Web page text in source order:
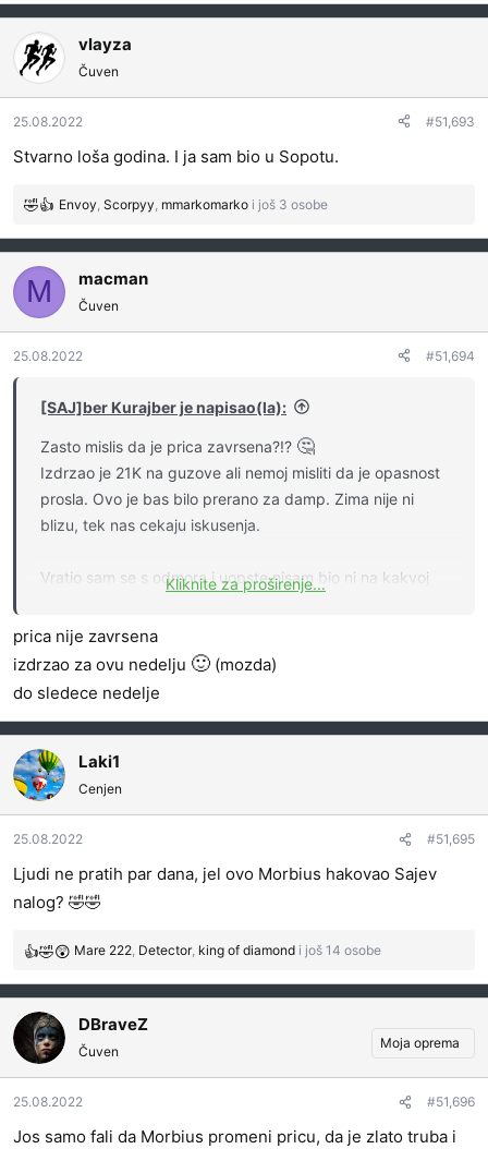
a
g
o
v
a
n
a
vlayza
Čuven
25.08.2022 #51,693
Stvarno loša godina. I ja sam bio u Sopotu.
R
a
g
v
a
n
Envoy Scorpyy mmarkomarko i još 3 osobe
M macman
Čuven
25.08.2022 #51,694
[SAJ]ber Kurajber je napisao(la):
Zasto mislis da je prica zavrsena?!? 🤔
Izdrzao je 21K na guzove ali nemoj misliti da je opasnost
prosla. Ovo je bas bilo prerano za damp. Zima nije ni
blizu, tek nas cekaju iskusenja.
Vratio sam se s odmora i uopste nisam bio ni na kakvoj
Kliknite za proširenje...
prica nije zavrsena
izdrzao za ovu nedelju 🙂 (mozda)
do sledece nedelje
Laki1
Cenjen
25.08.2022 #51,695
Ljudi ne pratih par dana, jel ovo Morbius hakovao Sajev
nalog? 🤣🤣
R
e
a
g
o
v
a
n
a
Mare 222, Detector, king of diamond i još 14 osobe
DBraveZ
Čuven
Moja oprema
25.08.2022 #51,696
Jos samo fali da Morbius promeni pricu, da je zlato truba i